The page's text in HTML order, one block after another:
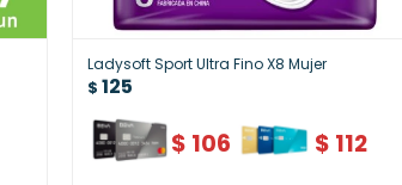
Ladysoft Sport Ultra Fino X8 Mujer
$ 125
$ 106 $ 112